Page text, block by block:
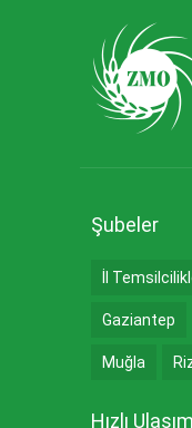
Şubeler
İl
Gaziantep
Muğla
Hızlı Ulaşım